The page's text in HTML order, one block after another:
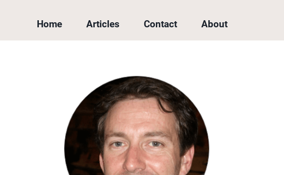
Home Articles Contact About